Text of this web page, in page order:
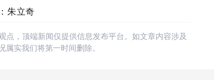
朱立奇
，顶端新闻仅提供信息发布平台。如文章内容涉及
实我们将第一时间删除。